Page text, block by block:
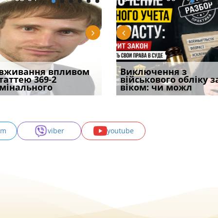
встановив для
шкоди
Документи, на яких не
проставляється
апостиль: пер
впливом
369-2
Переоформлення
відстрочки за іншою
підставою: нов
захисту у
я
Виключення з
військового обліку
віком: чи можл
Восьмий ААС
підтвердив, що
може скас
viber youtube